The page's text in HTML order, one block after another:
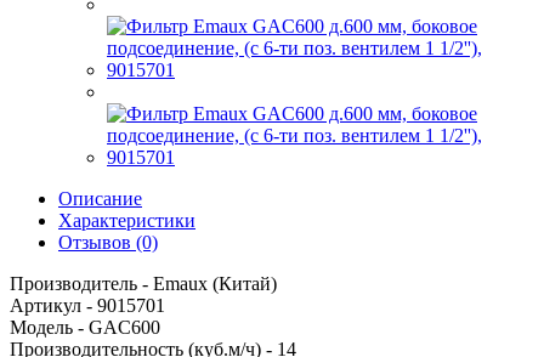
Описание
Характеристики
Отзывов (0)
Производитель - Emaux (Китай)
Артикул - 9015701
Модель - GAC600
Производительность (куб.м/ч) - 14